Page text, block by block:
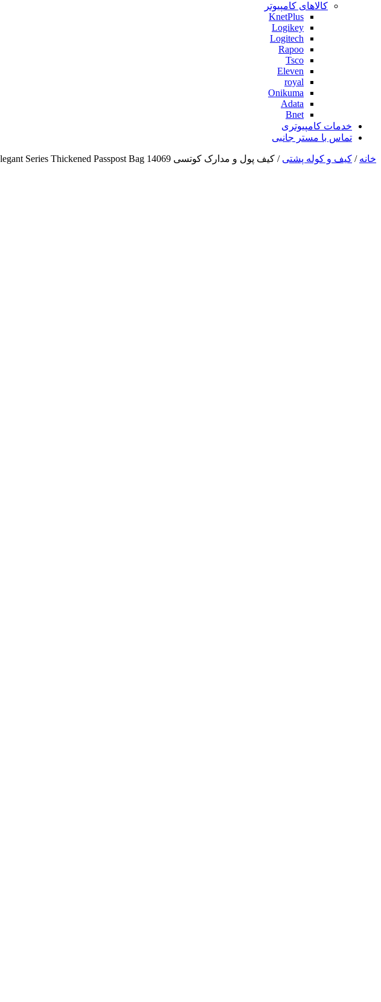
کالاهای کامپیوتر
KnetPlus
Logikey
Logitech
Rapoo
Tsco
Eleven
royal
Onikuma
Adata
Bnet
خدمات کامپیوتری
تماس با مستر جانبی
خانه / کیف و کوله پشتی / کیف پول و مدارک کوتسی Coteci Elegant Series Thickened Passpost Bag 14069